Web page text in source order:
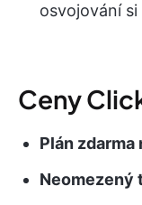
osvojování
Ceny
Plán zdarma
Neomezený